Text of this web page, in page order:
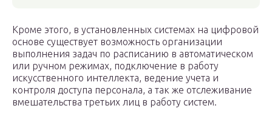
Кроме этого, в установленных системах на цифровой
основе существует возможность организации
выполнения задач по расписанию в автоматическом
или ручном режимах, подключение в работу
искусственного интеллекта, ведение учета и
контроля доступа персонала, а так же отслеживание
вмешательства третьих лиц в работу систем.